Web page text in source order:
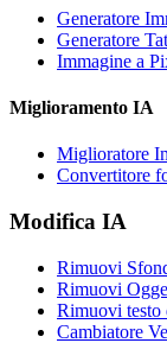
Generatore
Generatore
Immagine a
Miglioramento IA
Miglioratore
Convertitore
Modifica IA
Rimuovi
Rimuovi
Rimuovi testo
Cambiatore